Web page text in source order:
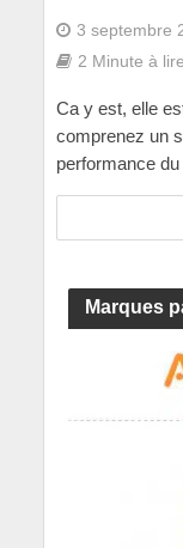
3 septembre
2 Minute à lire
Ca y est, elle
comprenez un
performance
Marques